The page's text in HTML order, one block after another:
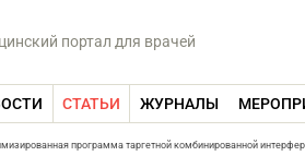
портал для врачей
СТАТЬИ ЖУРНАЛЫ
программа таргетной комбинированной